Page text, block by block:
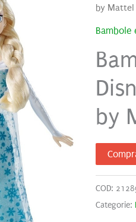
by Mattel
Bambole
by
COD:
Categorie: